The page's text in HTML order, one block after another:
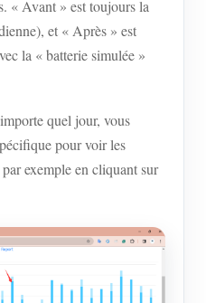
« Avant » est toujours la
et « Après » est
la « batterie simulée »
quel jour, vous
pour voir les
exemple en cliquant sur